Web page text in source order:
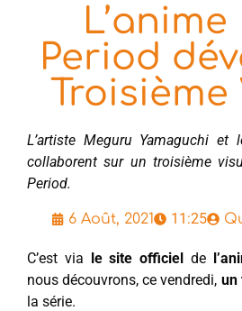
L’anime
Period
Troisième
L’artiste Meguru Yamaguchi et
collaborent sur un troisième
Period.
6 Août, 2021 11:25
C’est via le site officiel de
nous découvrons, ce vendredi, un
la série.